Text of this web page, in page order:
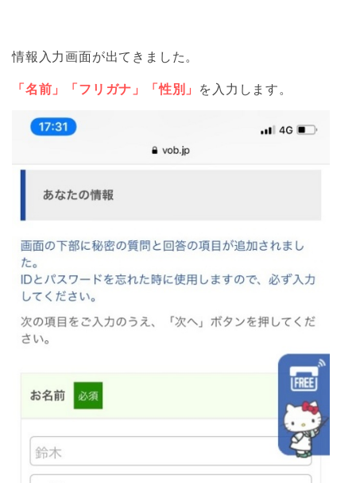
情報入力画面が出てきました。
「名前」「フリガナ」「性別」 を入力します。